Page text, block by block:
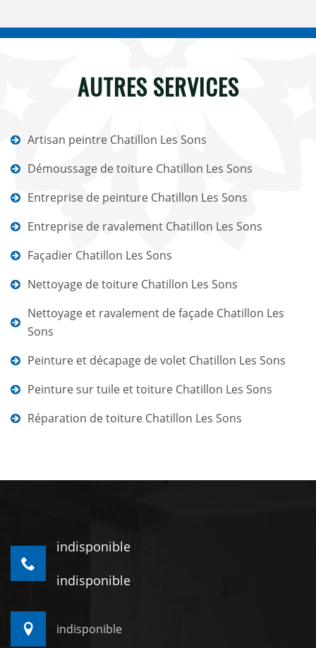
AUTRES SERVICES
Artisan peintre Chatillon Les Sons
Démoussage de toiture Chatillon Les Sons
Entreprise de peinture Chatillon Les Sons
Entreprise de ravalement Chatillon Les Sons
Façadier Chatillon Les Sons
Nettoyage de toiture Chatillon Les Sons
Nettoyage et ravalement de façade Chatillon Les
Sons
Peinture et décapage de volet Chatillon Les Sons
Peinture sur tuile et toiture Chatillon Les Sons
Réparation de toiture Chatillon Les Sons
indisponible
indisponible
indisponible